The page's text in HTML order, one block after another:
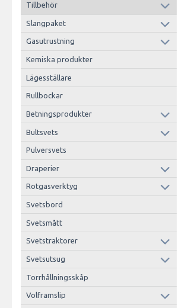
Tillbehör
Slangpaket
Gasutrustning
Kemiska produkter
Lägesställare
Rullbockar
Betningsprodukter
Bultsvets
Pulversvets
Draperier
Rotgasverktyg
Svetsbord
Svetsmått
Svetstraktorer
Svetsutsug
Torrhållningsskåp
Volframslip